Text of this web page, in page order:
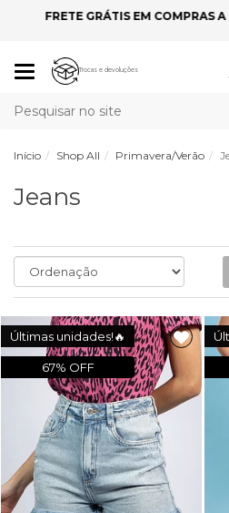
FRETE GRÁTIS EM COMPRAS
Mudar
Trocas e devoluções
Início Shop All Primavera/Verão
Jeans
Últimas unidades!🔥
67% OFF